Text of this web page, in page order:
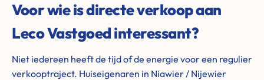
Voor wie is directe verkoop aan
Leco Vastgoed interessant?
Niet iedereen heeft de tijd of de energie voor een regulier
verkooptraject. Huiseigenaren in Niawier / Nijewier